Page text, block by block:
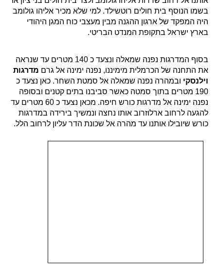
בשמו הנוסף בית חולים רוטשילד. למי שלא מכיר אליהו גולומב
היה המפקד של ארגון ההגנה מבין מעצבי כוח המגן היהודי
בארץ ישראל בתקופת המנדט הבריטי.
בסוף המדרגות נפנה שמאלה ונצעד כ 140 מטרים עד שנראה
את התחנה של הכרמלית מימיננו, נפנה ימינה אל גרם מדרגות
וילנסקי ובמהרה נפנה שמאלה אל סמטת השחר. כאן נצעד כ
190 מטרים בתוך סמטה כאשר סביבנו בתים קטנים ובסופה
נפנה ימינה אל מדרגות כורש חיפה. מכאן נצעד כ 60 מטרים עד
להגעה לרחוב ארלוזרוב אותו נחצה ונמשיך בירידה במדרגות
כורש שיובילו אותנו עד מהרה אל שכונת הדר עליון לרחוב הלל.